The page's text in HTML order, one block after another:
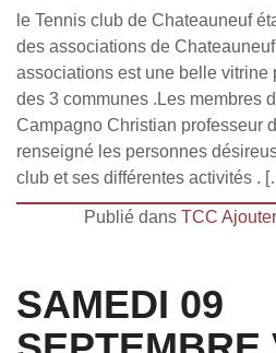
le Tennis club de Chateauneuf
des associations de
associations est une belle vitrine
des 3 communes .Les membres
Campagno Christian professeur
renseigné les personnes
club et ses différentes activités .
Publié dans TCC
SAMEDI 09